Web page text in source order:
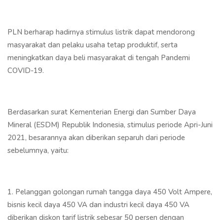
PLN berharap hadirnya stimulus listrik dapat mendorong
masyarakat dan pelaku usaha tetap produktif, serta
meningkatkan daya beli masyarakat di tengah Pandemi
COVID-19.
Berdasarkan surat Kementerian Energi dan Sumber Daya
Mineral (ESDM) Republik Indonesia, stimulus periode Apri-Juni
2021, besarannya akan diberikan separuh dari periode
sebelumnya, yaitu:
1. Pelanggan golongan rumah tangga daya 450 Volt Ampere,
bisnis kecil daya 450 VA dan industri kecil daya 450 VA
diberikan diskon tarif listrik sebesar 50 persen dengan